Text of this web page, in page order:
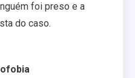
foi preso e a
do caso.